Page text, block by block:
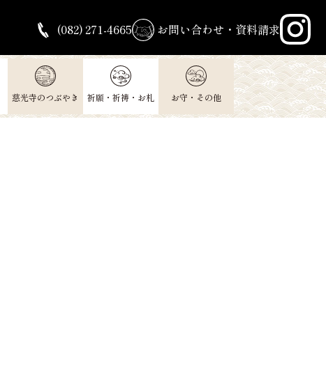
(082) 271-4665 お問い合わせ・資料請求
慈光寺のつぶやき 祈願・祈祷・お札 お守・その他